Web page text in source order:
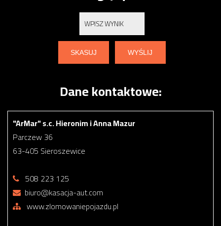
Dane kontaktowe:
"ArMar" s.c. Hieronim i Anna Mazur
Parczew 36
63-405 Sieroszewice
508 223 125
biuro@kasacja-aut.com
www.zlomowaniepojazdu.pl